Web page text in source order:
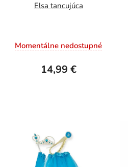
Elsa tancujúca
Momentálne nedostupné
14,99 €